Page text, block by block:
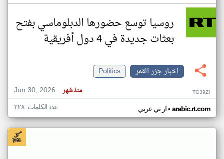
روسيا توسع حضورها الدبلوماسي بفتح
بعثات جديدة في 4 دول أفريقية
اخبار جزر القمر
Politics
Jun 30, 2026
منذ شهر TG39ZI
ار تي عربي• arabic.rt.com عدد الكلمات: ٢٢٨